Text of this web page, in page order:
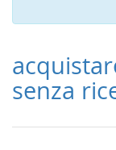
senza